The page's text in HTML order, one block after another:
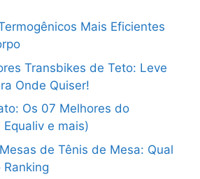
Mais Eficientes
Transbikes de Teto: Leve
Onde Quiser!
Os 07 Melhores do
e mais)
de Tênis de Mesa: Qual
Ranking